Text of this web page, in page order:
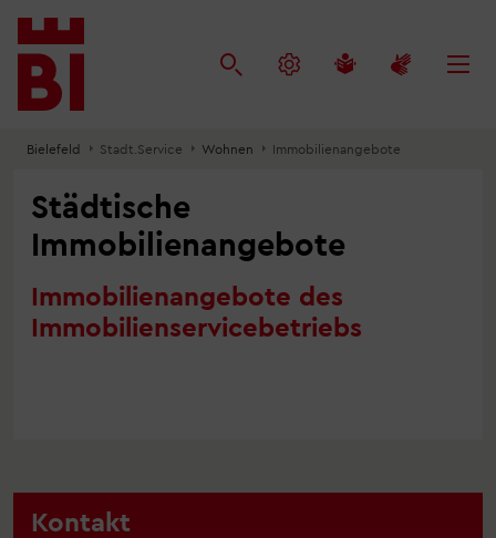
Inhalt
anspringen
Menü
anspringen
Suche
anspringen
Bielefeld Stadt.Service Wohnen Immobilienangebote
Städtische
Immobilienangebote
Immobilienangebote des
Immobilienservicebetriebs
Kontakt